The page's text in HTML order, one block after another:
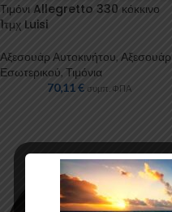
Τιμόνι Allegretto 330 κόκκινο
1τμχ Luisi
Αξεσουάρ Αυτοκινήτου Αξεσουάρ
Εσωτερικού, Τιμόνια
70,11€ συμπ. ΦΠΑ